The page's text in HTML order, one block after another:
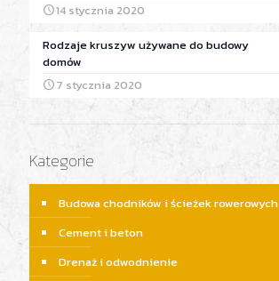
14 stycznia 2020
Rodzaje kruszyw używane do budowy
domów
7 stycznia 2020
Kategorie
Budowa chodników i ścieżek rowerowych
Cement i beton
Drenaż i odwodnienie